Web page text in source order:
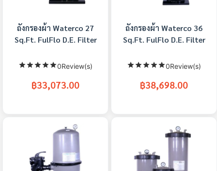
ถังกรองผ้า Waterco 27
Sq.Ft. FulFlo D.E. Filter
0Review(s)
฿33,073.00
ถังกรองผ้า Waterco 36
Sq.Ft. FulFlo D.E. Filter
0Review(s)
฿38,698.00